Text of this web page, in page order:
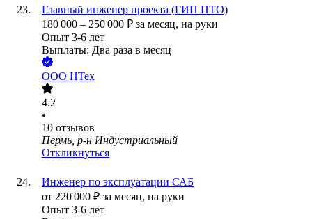
Главный инженер проекта (ГИП ПТО)
180 000 – 250 000 ₽ за месяц, на руки
Опыт 3-6 лет
Выплаты: Два раза в месяц
ООО НТех
4.2
•
10 отзывов
Пермь, р-н Индустриальный
Откликнуться
Инженер по эксплуатации САБ
от 220 000 ₽ за месяц, на руки
Опыт 3-6 лет